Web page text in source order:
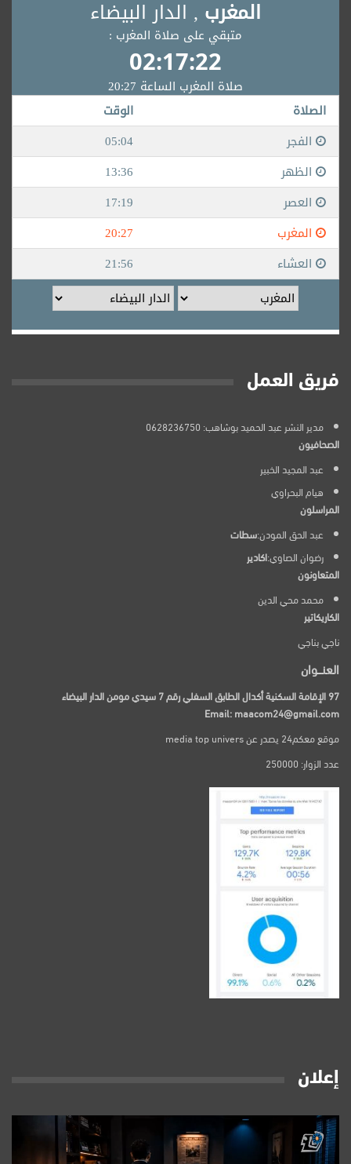
فريق العمل
مدير النشر عبد الحميد بوشاهب: 0628236750
الصحافيون
عبد المجيد الخبير
هيام البحراوي
المراسلون
عبد الحق المودن:سطات
رضوان الصاوي:اكادير
المتعاونون
محمد محي الدين
الكاريكاتير
ناجي بناجي
العنـــوان
97 الإقامة السكنية أكدال الطابق السفلي رقم 7 سيدي مومن الدار البيضاء
Email: maacom24@gmail.com
موقع معكم24 يصدر عن media top univers
عدد الزوار: 250000
إعلان
مشغل
الفيديو